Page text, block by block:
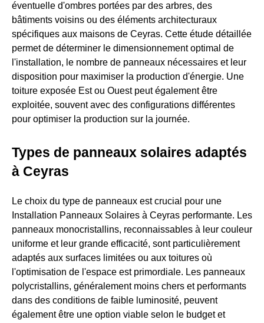
éventuelle d'ombres portées par des arbres, des
bâtiments voisins ou des éléments architecturaux
spécifiques aux maisons de Ceyras. Cette étude détaillée
permet de déterminer le dimensionnement optimal de
l'installation, le nombre de panneaux nécessaires et leur
disposition pour maximiser la production d'énergie. Une
toiture exposée Est ou Ouest peut également être
exploitée, souvent avec des configurations différentes
pour optimiser la production sur la journée.
Types de panneaux solaires adaptés
à Ceyras
Le choix du type de panneaux est crucial pour une
Installation Panneaux Solaires à Ceyras performante. Les
panneaux monocristallins, reconnaissables à leur couleur
uniforme et leur grande efficacité, sont particulièrement
adaptés aux surfaces limitées ou aux toitures où
l'optimisation de l'espace est primordiale. Les panneaux
polycristallins, généralement moins chers et performants
dans des conditions de faible luminosité, peuvent
également être une option viable selon le budget et